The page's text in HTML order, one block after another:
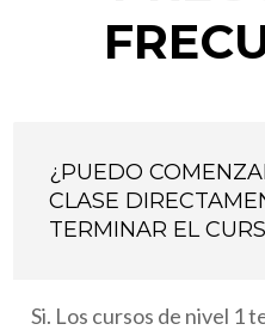
¿PUEDO
CLASE
TERMINAR EL
Si. Los cursos de nivel 1